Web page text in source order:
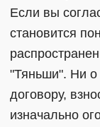
Если вы
становится
"Тяньши". Ни о
договору,
изначально